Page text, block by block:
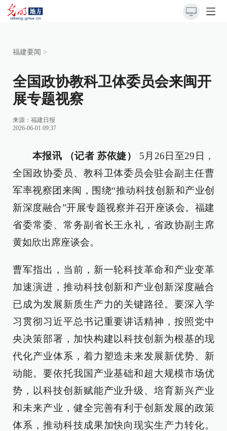
福建要闻 >
全国政协教科卫体委员会来闽开
展专题视察
来源： 福建日报
2026-06-01 09:37
本报讯 （记者 苏依婕）
5月26日至29日，
全国政协委员、教科卫体委员会驻会副主任曹
军率视察团来闽，围绕“推动科技创新和产业创
新深度融合”开展专题视察并召开座谈会。福建
省委常委、常务副省长王永礼，省政协副主席
黄如欣出席座谈会。
曹军指出，当前，新一轮科技革命和产业变革
加速演进，推动科技创新和产业创新深度融合
已成为发展新质生产力的关键路径。要深入学
习贯彻习近平总书记重要讲话精神，按照党中
央决策部署，加快构建以科技创新为根基的现
代化产业体系，着力塑造未来发展新优势、新
动能。要依托我国产业基础和超大规模市场优
势，以科技创新赋能产业升级、培育新兴产业
和未来产业，健全完善有利于创新发展的政策
体系，推动科技成果加快向现实生产力转化。